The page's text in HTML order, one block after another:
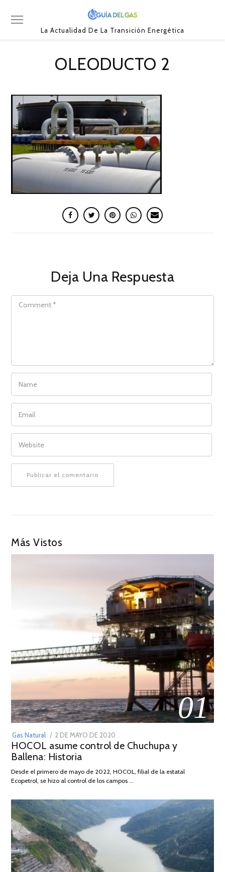
La Actualidad De La Transición Energética
OLEODUCTO 2
Deja Una Respuesta
COMMENT
NAME
EMAIL
WEBSITE
Más Vistos
01
Gas Natural
POSTED
ON
2 DE MAYO DE 2020
DE
2026
HOCOL asume control de Chuchupa y
Ballena: Historia
Desde el primero de mayo de 2022, HOCOL, filial de la estatal
Ecopetrol, se hizo al control de los campos …